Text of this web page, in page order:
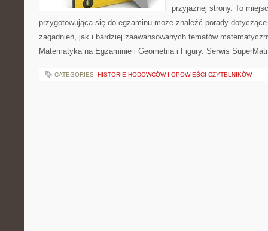
przyjaznej strony. To
przygotowująca się do egzaminu może znaleźć porady
zagadnień, jak i bardziej zaawansowanych tematów
Matematyka na Egzaminie i Geometria i Figury. Serwis
CATEGORIES: HISTORIE HODOWCÓW I OPOWIEŚCI CZYTELNIKÓW